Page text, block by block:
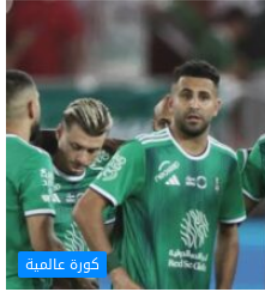
كورة عالمية